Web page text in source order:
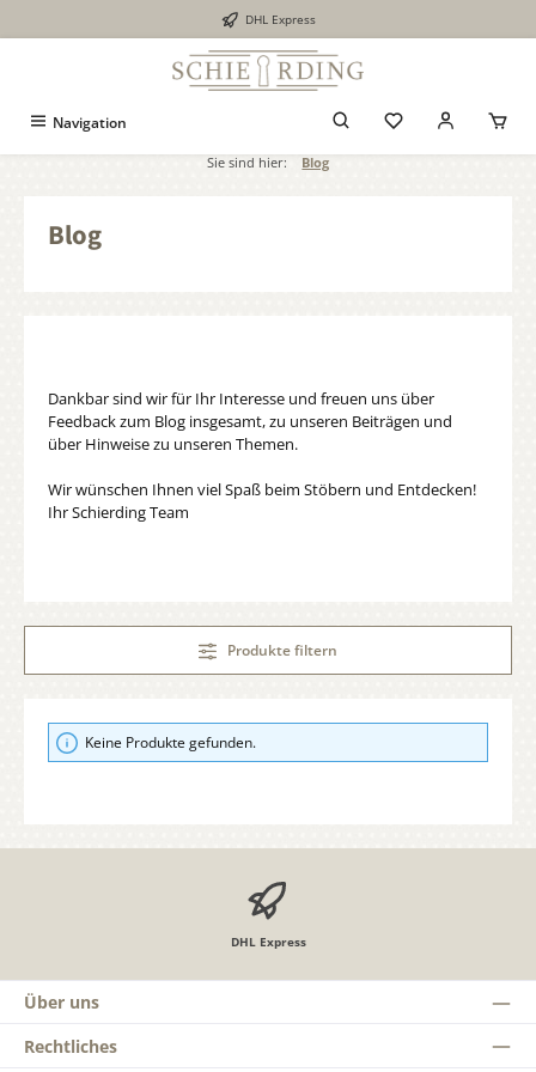
DHL Express
Navigation
Sie sind hier: Blog
Blog
Dankbar sind wir für Ihr Interesse und freuen uns über
Feedback zum Blog insgesamt, zu unseren Beiträgen und
über Hinweise zu unseren Themen.
Wir wünschen Ihnen viel Spaß beim Stöbern und Entdecken!
Ihr Schierding Team
Produkte filtern
Keine Produkte gefunden.
DHL Express
Über uns
Rechtliches